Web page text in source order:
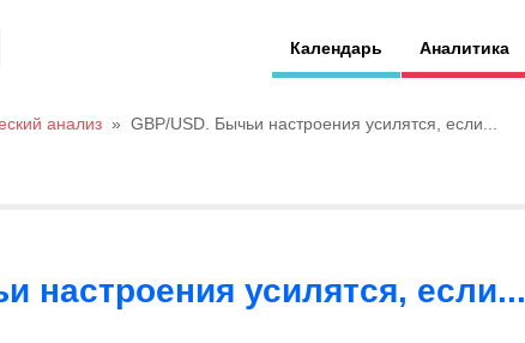
Календарь Аналитика
анализ » GBP/USD. Бычьи настроения усилятся, если...
настроения усилятся, если...